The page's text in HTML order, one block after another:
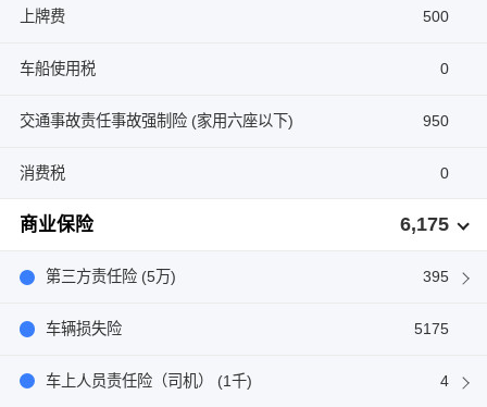
上牌费 500
车船使用税 0
交通事故责任事故强制险 (家用六座以下) 950
消费税 0
商业保险 6,175
第三方责任险 (5万) 395
车辆损失险 5175
车上人员责任险（司机） (1千) 4